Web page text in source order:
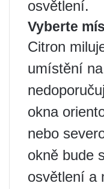
osvětlení.
Vyberte
Citron
umístění
okna
nebo
okně bude
osvětlení a